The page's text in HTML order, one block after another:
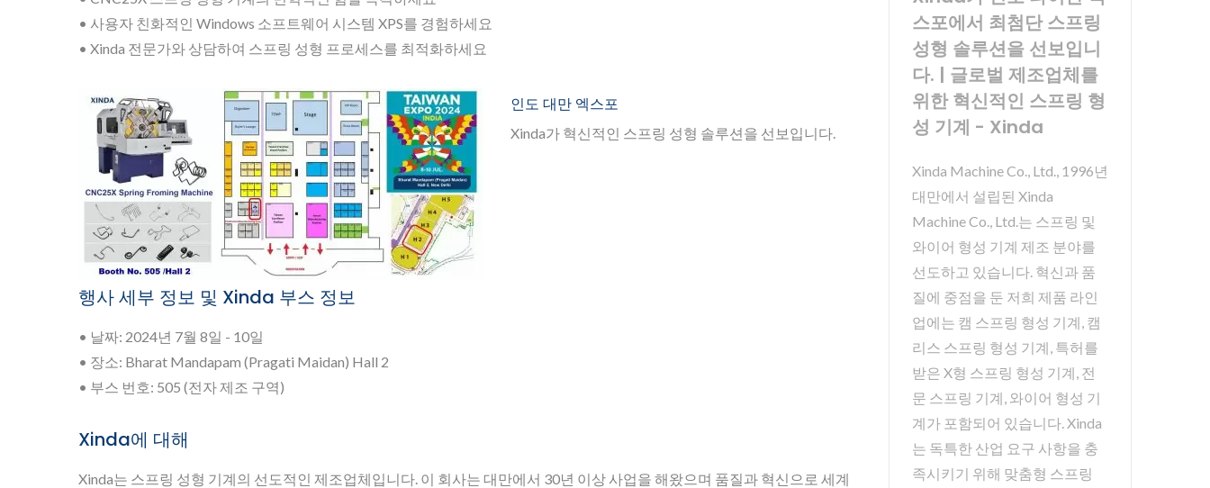
• 사용자 친화적인 Windows 소프트웨어 시스템 XPS를 경험하세요
• Xinda 전문가와 상담하여 스프링 성형 프로세스를 최적화하세요
인도 대만 엑스포
Xinda가 혁신적인 스프링 성형 솔루션을 선보입니다.
행사 세부 정보 및 Xinda 부스 정보
• 날짜: 2024년 7월 8일 - 10일
• 장소: Bharat Mandapam (Pragati Maidan) Hall 2
• 부스 번호: 505 (전자 제조 구역)
Xinda에 대해
Xinda는 스프링 성형 기계의 선도적인 제조업체입니다. 이 회사는 대만에서 30년 이상 사업을 해왔으며 품질과 혁신으로 세계
스포에서 최첨단 스프링
성형 솔루션을 선보입니
다. | 글로벌 제조업체를
위한 혁신적인 스프링 형
성 기계 - Xinda
Xinda Machine Co., Ltd., 1996년
대만에서 설립된 Xinda
Machine Co., Ltd.는 스프링 및
와이어 형성 기계 제조 분야를
선도하고 있습니다. 혁신과 품
질에 중점을 둔 저희 제품 라인
업에는 캠 스프링 형성 기계, 캠
리스 스프링 형성 기계, 특허를
받은 X형 스프링 형성 기계, 전
문 스프링 기계, 와이어 형성 기
계가 포함되어 있습니다. Xinda
는 독특한 산업 요구 사항을 충
족시키기 위해 맞춤형 스프링